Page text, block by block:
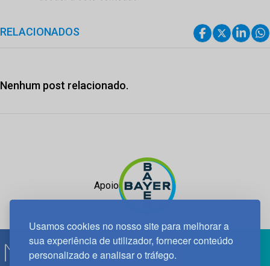
Usamos cookies no nosso site para melhorar a
sua experiência de utilizador, fornecer conteúdo
personalizado e analisar o tráfego.
RELACIONADOS
Nenhum post relacionado.
Apoio